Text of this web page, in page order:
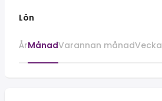
Lön
ÅrMånadVarannan månadVecka